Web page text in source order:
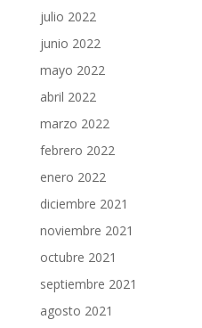
julio 2022
junio 2022
mayo 2022
abril 2022
marzo 2022
febrero 2022
enero 2022
diciembre 2021
noviembre 2021
octubre 2021
septiembre 2021
agosto 2021